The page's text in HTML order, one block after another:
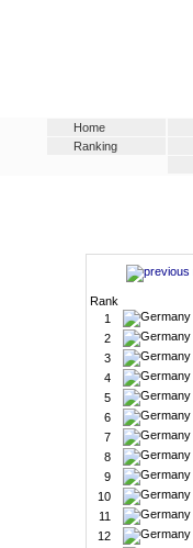
Home
Ranking
Rank
1
2
3
4
5
6
7
8
9
10
11
12